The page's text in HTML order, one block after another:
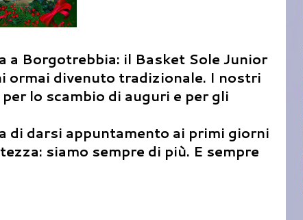
a Borgotrebbia: il Basket Sole Junior
ormai divenuto tradizionale. I nostri
lo scambio di auguri e per gli
di darsi appuntamento ai primi giorni
siamo sempre di più. E sempre